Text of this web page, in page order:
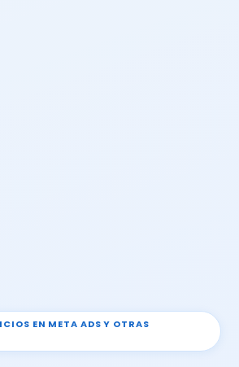
EN META ADS Y OTRAS